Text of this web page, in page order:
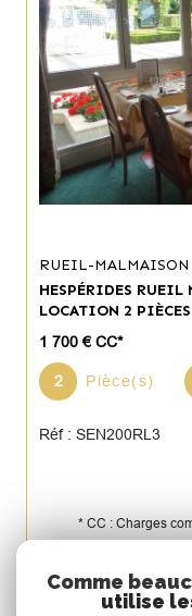
RUEIL-
HESPÉRIDES RUEIL
LOCATION 2 PIÈCES
1 700 € CC*
2 Pièce(s)
Réf : SEN200RL3
* CC : Charges
Comme
utilise